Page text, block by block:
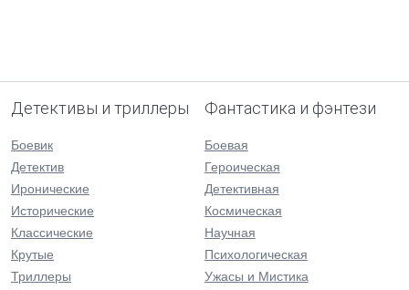
Детективы и триллеры
Боевик
Детектив
Иронические
Исторические
Классические
Крутые
Триллеры
Фантастика и фэнтези
Боевая
Героическая
Детективная
Космическая
Научная
Психологическая
Ужасы и Мистика